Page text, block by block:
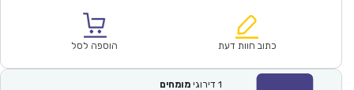
₪176.00.
הוא:
כתוב חוות דעת הוספה לסל
1 דירוגי מומחים